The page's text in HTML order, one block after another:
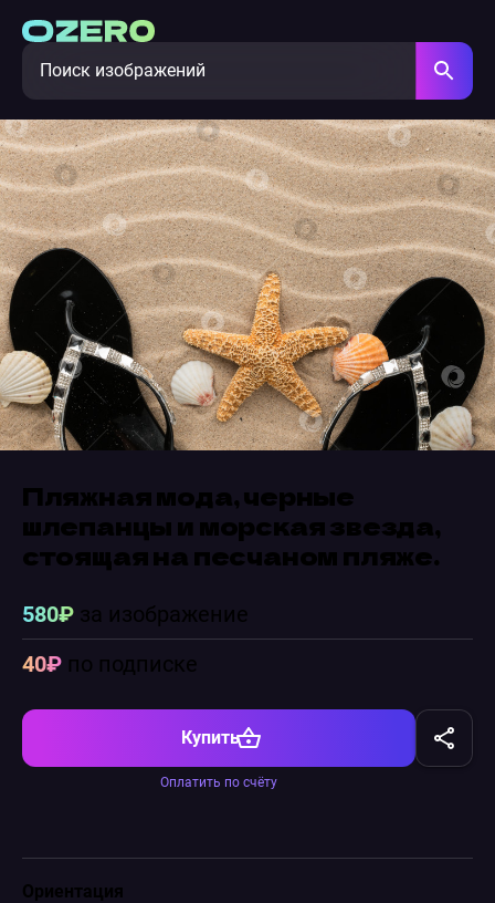
Пляжная мода, черные
шлепанцы и морская звезда,
стоящая на песчаном пляже.
580₽за изображение
40₽по подписке
Купить
Оплатить по счёту
Ориентация